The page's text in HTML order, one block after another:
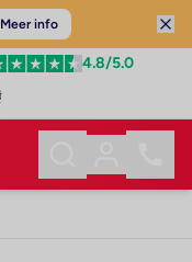
Meer info
4.8/5.0